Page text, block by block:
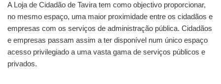
A Loja de Cidadão de Tavira tem como objectivo proporcionar,
no mesmo espaço, uma maior proximidade entre os cidadãos e
empresas com os serviços de administração pública. Cidadãos
e empresas passam assim a ter disponível num único espaço
acesso privilegiado a uma vasta gama de serviços públicos e
privados.